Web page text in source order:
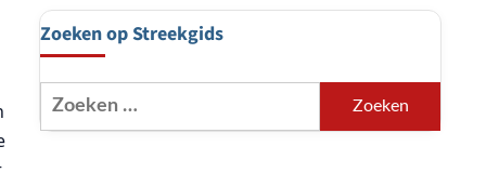
Zoeken op Streekgids
Zoeken
naar: